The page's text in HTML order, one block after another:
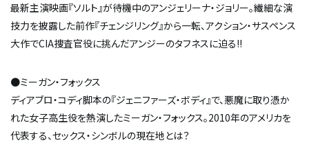
最新主演映画『ソルト』が待機中のアンジェリーナ・ジョリー。繊細な演
技力を披露した前作『チェンジリング』から一転、アクション・サスペンス
大作でCIA捜査官役に挑んだアンジーのタフネスに迫る!!
●ミーガン・フォックス
ディアブロ・コディ脚本の『ジェニファーズ・ボディ』で、悪魔に取り憑か
れた女子高生役を熱演したミーガン・フォックス。2010年のアメリカを
代表する、セックス・シンボルの現在地とは？